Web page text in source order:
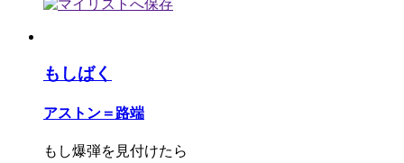
もしばく
アストン＝路端
もし爆弾を見付けたら